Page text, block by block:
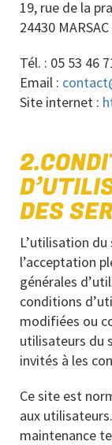
19, rue de la
24430 MARSAC
Tél. : 05 53 46
Email :
Site internet :
DES
L’utilisation du
l’acceptation
générales
conditions
modifiées ou
utilisateurs du
invités à les
Ce site est
aux
maintenance